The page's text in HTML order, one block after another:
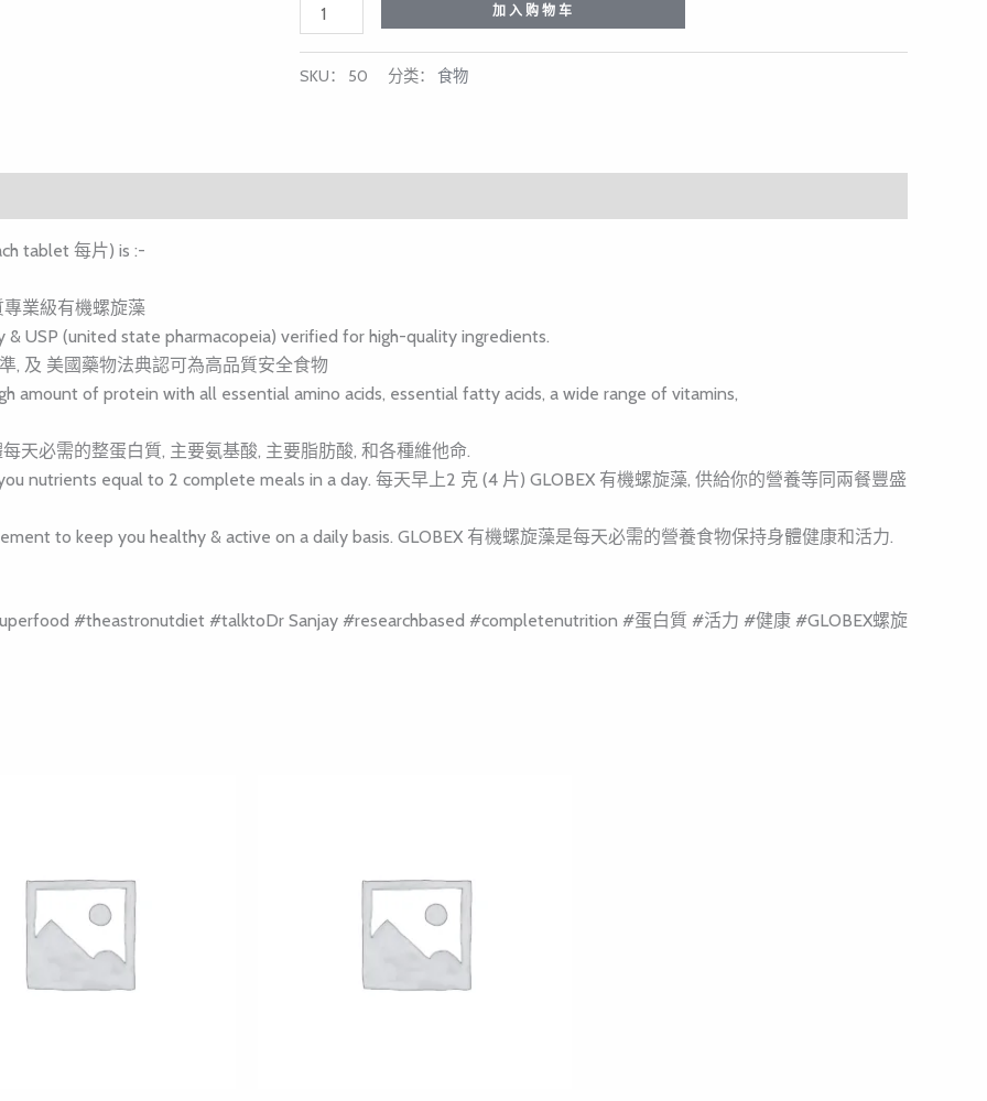
加入购物车
SKU： 50 分类： 食物
tablet 每片) is :-
專業級有機螺旋藻
USP (united state pharmacopeia) verified for high-quality ingredients.
, 及 美國藥物法典認可為高品質安全食物
amount of protein with all essential amino acids, essential fatty acids, a wide range of vitamins,
天必需的整蛋白質, 主要氨基酸, 主要脂肪酸, 和各種維他命.
nutrients equal to 2 complete meals in a day. 每天早上2 克 (4 片) GLOBEX 有機螺旋藻, 供給你的營養等同兩餐豐盛
to keep you healthy & active on a daily basis. GLOBEX 有機螺旋藻是每天必需的營養食物保持身體健康和活力.
#theastronutdiet #talktoDr Sanjay #researchbased #completenutrition #蛋白質 #活力 #健康 #GLOBEX螺旋